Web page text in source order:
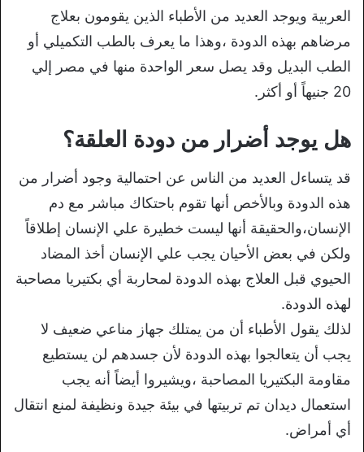
العربية ويوجد العديد من الأطباء الذين يقومون بعلاج
مرضاهم بهذه الدودة ،وهذا ما يعرف بالطب التكميلي أو
الطب البديل وقد يصل سعر الواحدة منها في مصر إلي
20 جنيهاً أو أكثر.
هل يوجد أضرار من دودة العلقة؟
قد يتساءل العديد من الناس عن احتمالية وجود أضرار من
هذه الدودة وبالأخص أنها تقوم باحتكاك مباشر مع دم
الإنسان،والحقيقة أنها ليست خطيرة علي الإنسان إطلاقاً
ولكن في بعض الأحيان يجب علي الإنسان أخذ المضاد
الحيوي قبل العلاج بهذه الدودة لمحاربة أي بكتيريا مصاحبة
لهذه الدودة.
لذلك يقول الأطباء أن من يمتلك جهاز مناعي ضعيف لا
يجب أن يتعالجوا بهذه الدودة لأن جسدهم لن يستطيع
مقاومة البكتيريا المصاحبة ،ويشيروا أيضاً أنه يجب
استعمال ديدان تم تربيتها في بيئة جيدة ونظيفة لمنع انتقال
أي أمراض.